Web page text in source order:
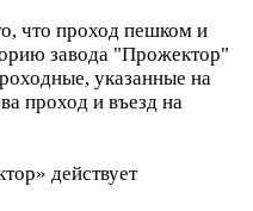
что проход пешком и
завода "Прожектор"
указанные на
проход и въезд на
действует